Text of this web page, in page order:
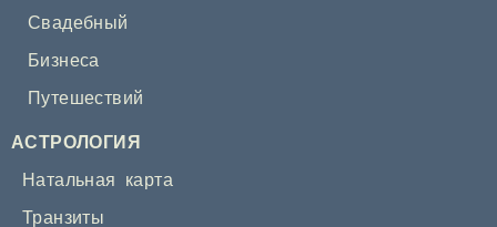
Свадебный
Бизнеса
Путешествий
АСТРОЛОГИЯ
Натальная карта
Транзиты